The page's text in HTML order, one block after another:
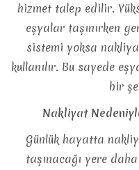
hizmet talep edilir.
eşyalar taşınırken
sistemi yoksa
kullanılır. Bu sayede
bir
Nakliyat
Günlük hayatta
taşınacağı yere